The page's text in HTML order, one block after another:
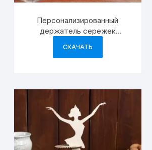
Персонализированный
держатель сережек
демонстрации ювелирных
СКАЧАТЬ